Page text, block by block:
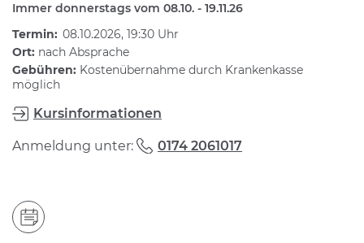
Immer donnerstags vom 08.10. - 19.11.26
Termin: 08.10.2026, 19:30 Uhr
Ort: nach Absprache
Gebühren: Kostenübernahme durch Krankenkasse
möglich
Kursinformationen
Anmeldung unter: 0174 2061017